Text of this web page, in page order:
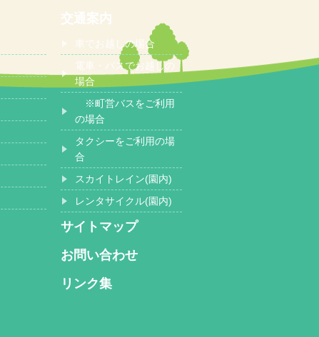
交通案内
車でお越しの場合
電車・バスでお越しの
場合
※町営バスをご利用
の場合
タクシーをご利用の場
合
スカイトレイン(園内)
レンタサイクル(園内)
サイトマップ
お問い合わせ
リンク集